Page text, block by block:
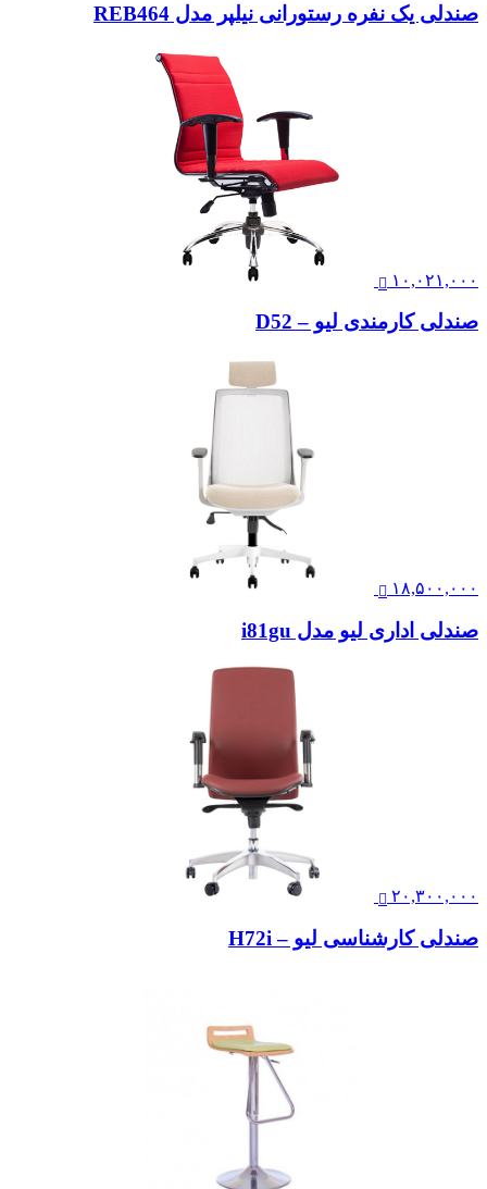
صندلی یک نفره رستورانی نیلپر مدل REB464
۱۰,۰۲۱,۰۰۰
صندلی کارمندی لیو – D52
۱۸,۵۰۰,۰۰۰
صندلی اداری لیو مدل i81gu
۲۰,۳۰۰,۰۰۰
صندلی کارشناسی لیو – H72i